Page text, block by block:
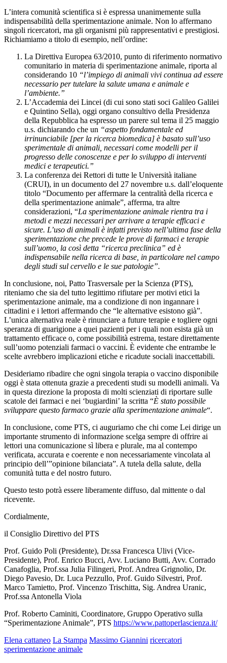
L’intera comunità scientifica si è espressa unanimemente sulla
indispensabilità della sperimentazione animale. Non lo affermano
singoli ricercatori, ma gli organismi più rappresentativi e prestigiosi.
Richiamiamo a titolo di esempio, nell’ordine:
La Direttiva Europea 63/2010, punto di riferimento normativo
comunitario in materia di sperimentazione animale, riporta al
considerando 10 “l’impiego di animali vivi continua ad essere
necessario per tutelare la salute umana e animale e
l’ambiente.”
L’Accademia dei Lincei (di cui sono stati soci Galileo Galilei
e Quintino Sella), oggi organo consultivo della Presidenza
della Repubblica ha espresso un parere sul tema il 25 maggio
u.s. dichiarando che un “aspetto fondamentale ed
irrinunciabile [per la ricerca biomedica] è basato sull’uso
sperimentale di animali, necessari come modelli per il
progresso delle conoscenze e per lo sviluppo di interventi
medici e terapeutici.”
La conferenza dei Rettori di tutte le Università italiane
(CRUI), in un documento del 27 novembre u.s. dall’eloquente
titolo “Documento per affermare la centralità della ricerca e
della sperimentazione animale”, afferma, tra altre
considerazioni, “La sperimentazione animale rientra tra i
metodi e mezzi necessari per arrivare a terapie efficaci e
sicure. L’uso di animali è infatti previsto nell’ultima fase della
sperimentazione che precede le prove di farmaci e terapie
sull’uomo, la così detta “ricerca preclinica” ed è
indispensabile nella ricerca di base, in particolare nel campo
degli studi sul cervello e le sue patologie”.
In conclusione, noi, Patto Trasversale per la Scienza (PTS),
riteniamo che sia del tutto legittimo rifiutare per motivi etici la
sperimentazione animale, ma a condizione di non ingannare i
cittadini e i lettori affermando che “le alternative esistono già”.
L’unica alternativa reale è rinunciare a future terapie e togliere ogni
speranza di guarigione a quei pazienti per i quali non esista già un
trattamento efficace o, come possibilità estrema, testare direttamente
sull’uomo potenziali farmaci o vaccini. È evidente che entrambe le
scelte avrebbero implicazioni etiche e ricadute sociali inaccettabili.
Desideriamo ribadire che ogni singola terapia o vaccino disponibile
oggi è stata ottenuta grazie a precedenti studi su modelli animali. Va
in questa direzione la proposta di molti scienziati di riportare sulle
scatole dei farmaci e nei ‘bugiardini’ la scritta “È stato possibile
sviluppare questo farmaco grazie alla sperimentazione animale“.
In conclusione, come PTS, ci auguriamo che chi come Lei dirige un
importante strumento di informazione scelga sempre di offrire ai
lettori una comunicazione sì libera e plurale, ma al contempo
verificata, accurata e coerente e non necessariamente vincolata al
principio dell’”opinione bilanciata”. A tutela della salute, della
comunità tutta e del nostro futuro.
Questo testo potrà essere liberamente diffuso, dal mittente o dal
ricevente.
Cordialmente,
il Consiglio Direttivo del PTS
Prof. Guido Poli (Presidente), Dr.ssa Francesca Ulivi (Vice-
Presidente), Prof. Enrico Bucci, Avv. Luciano Butti, Avv. Corrado
Canafoglia, Prof.ssa Julia Filingeri, Prof. Andrea Grignolio, Dr.
Diego Pavesio, Dr. Luca Pezzullo, Prof. Guido Silvestri, Prof.
Marco Tamietto, Prof. Vincenzo Trischitta, Sig. Andrea Uranic,
Prof.ssa Antonella Viola
Prof. Roberto Caminiti, Coordinatore, Gruppo Operativo sulla
“Sperimentazione Animale”, PTS https://www.pattoperlascienza.it/
Elena cattaneo La Stampa Massimo Giannini ricercatori
sperimentazione animale